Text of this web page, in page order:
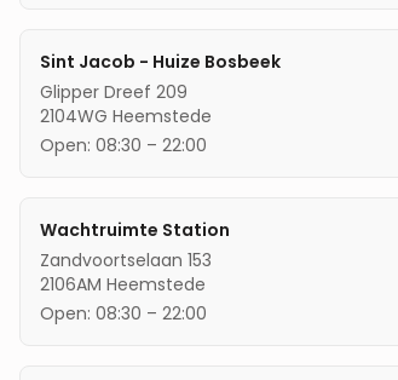
Sint Jacob - Huize Bosbeek
Glipper Dreef 209
2104WG Heemstede
Open: 08:30 – 22:00
Wachtruimte Station
Zandvoortselaan 153
2106AM Heemstede
Open: 08:30 – 22:00